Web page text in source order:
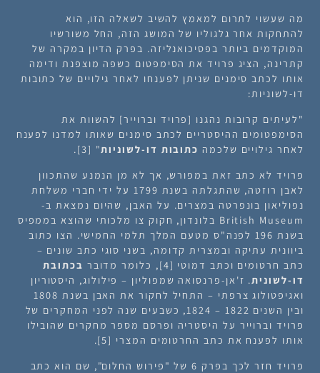
מה שעשוי לתרום למאמץ להשיב לשאלה הזו, הוא
להתחקות אחר גלגוליו של המושג הזה, החל משורשיו
המוקדמים ביותר בפסיכואנליזה. בפרק הדיון במקרה של
קתרינה, הציג פרויד את הסימפטום כשפה מוצפנת ודימה
אותו לכתב סימנים שניתן לפענחו לאחר גילויים של כתובות
דו-לשוניות:
" לעיתים קרובות נהגנו [פרויד וברוייר] להשוות את
הסימפטומים ההיסטריים לכתב סימנים שאותו למדנו לפענח
לאחר גילויים שלכמה כתובות דו-לשוניות"
[3].
פרויד לא כתב זאת במפורש, אך לא מן הנמנע שהתכוון
לאבן רוזטה, שהתגלתה בשנת 1799 על ידי חברי משלחת
נפוליאון בונפרטה במצרים. על האבן, שהיום נמצאת ב-
British Museum בלונדון, חקוק צו מלכותי שהוצא בממפיס
בשנת 196 לפנה"ס מטעם המלך תלמי החמישי. הצו כתוב
ביוונית עתיקה ובמצרית קדומה, בשני סוגי כתב שונים –
כתב חרטומים וכתב דמוטי [4], כלומר מדובר
בכתובת
דו-לשונית. ז'אן-פרנסואה שמפוליון – פילולוג, היסטוריון
ואגיפטולוג צרפתי – התחיל לחקור את האבן בשנת 1808
ובין השנים 1822 – 1824, כשבעים שנה לפני המחקרים של
פרויד וברוייר על היסטריה ופרסם מספר מחקרים שהובילו
אותו לפענח את כתב החרטומים המצרי [5].
פרויד חזר לכך בפרק 6 של "פירוש החלום", שם הוא כתב